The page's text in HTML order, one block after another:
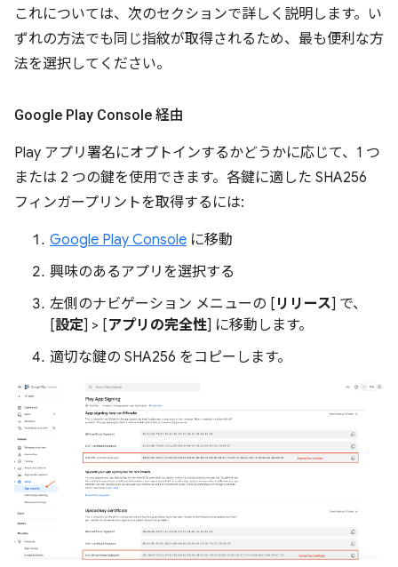
これについては、次のセクションで詳しく説明します。い
ずれの方法でも同じ指紋が取得されるため、最も便利な方
法を選択してください。
Google Play Console 経由
Play アプリ署名にオプトインするかどうかに応じて、1 つ
または 2 つの鍵を使用できます。各鍵に適した SHA256
フィンガープリントを取得するには:
Google Play Console に移動
興味のあるアプリを選択する
左側のナビゲーション メニューの [ リリース] で、
[設定] > [アプリの完全性] に移動します。
適切な鍵の SHA256 をコピーします。